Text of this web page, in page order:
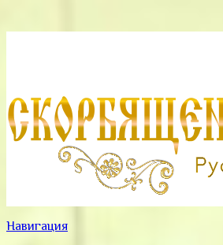
Навигация